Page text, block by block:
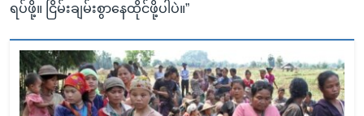
ရပ်ဖို့။ ငြိမ်းချမ်းစွာနေထိုင်ဖို့ပါပဲ။”